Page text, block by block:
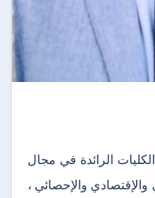
الرائدة في مجال
والإقتصادي والإحصائي ،